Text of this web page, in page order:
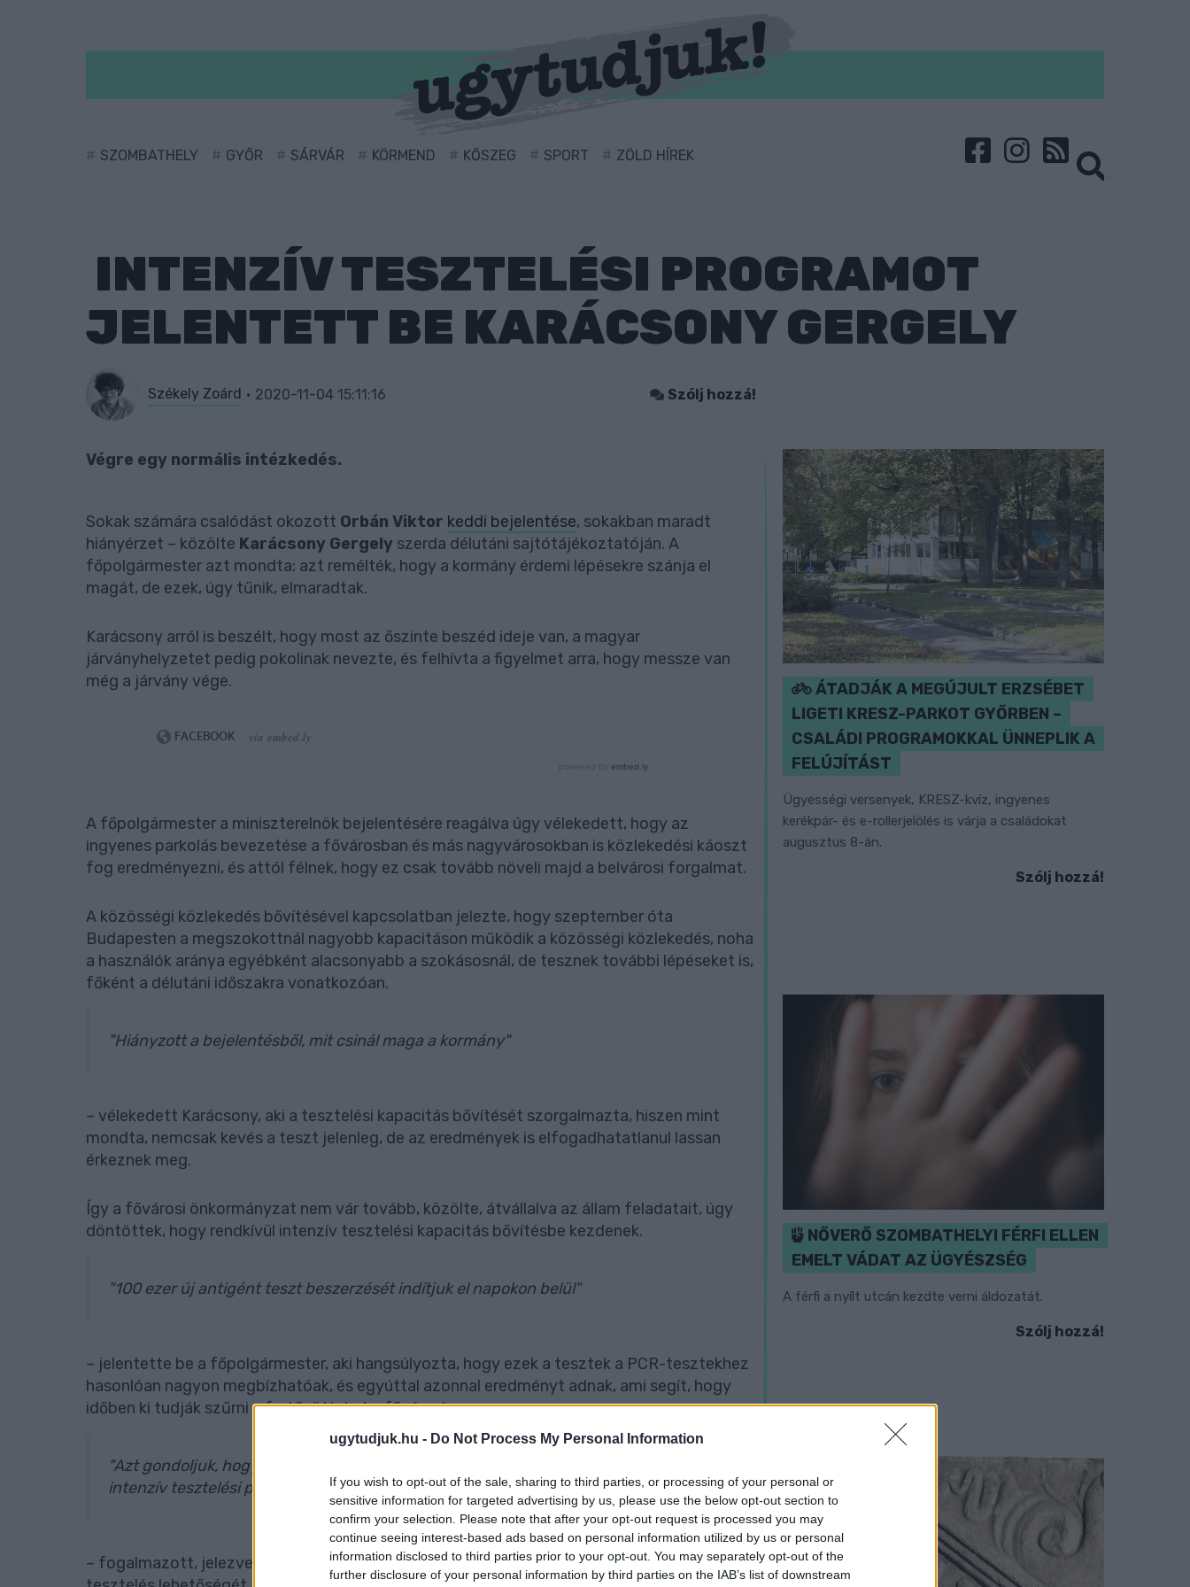
ugytudjuk.hu - Do Not Process My Personal Information
If you wish to opt-out of the sale, sharing to third parties, or processing of your personal or
sensitive information for targeted advertising by us, please use the below opt-out section to
confirm your selection. Please note that after your opt-out request is processed you may
continue seeing interest-based ads based on personal information utilized by us or personal
information disclosed to third parties prior to your opt-out. You may separately opt-out of the
further disclosure of your personal information by third parties on the IAB’s list of downstream
SZOMBATHELY GYŐR SÁRVÁR KÖRMEND KŐSZEG SPORT ZÖLD HÍREK
INTENZÍV TESZTELÉSI PROGRAMOT
JELENTETT BE KARÁCSONY GERGELY
Székely Zoárd 2020-11-04 15:11:16 Szólj hozzá!
Végre egy normális intézkedés.
Sokak számára csalódást okozott Orbán Viktor keddi bejelentése, sokakban maradt
hiányérzet – közölte Karácsony Gergely szerda délutáni sajtótájékoztatóján. A
főpolgármester azt mondta: azt remélték, hogy a kormány érdemi lépésekre szánja el
magát, de ezek, úgy tűnik, elmaradtak.
Karácsony arról is beszélt, hogy most az őszinte beszéd ideje van, a magyar
járványhelyzetet pedig pokolinak nevezte, és felhívta a figyelmet arra, hogy messze van
még a járvány vége.
A főpolgármester a miniszterelnök bejelentésére reagálva úgy vélekedett, hogy az
ingyenes parkolás bevezetése a fővárosban és más nagyvárosokban is közlekedési káoszt
fog eredményezni, és attól félnek, hogy ez csak tovább növeli majd a belvárosi forgalmat.
A közösségi közlekedés bővítésével kapcsolatban jelezte, hogy szeptember óta
Budapesten a megszokottnál nagyobb kapacitáson működik a közösségi közlekedés, noha
a használók aránya egyébként alacsonyabb a szokásosnál, de tesznek további lépéseket is,
főként a délutáni időszakra vonatkozóan.
"Hiányzott a bejelentésből, mit csinál maga a kormány"
– vélekedett Karácsony, aki a tesztelési kapacitás bővítését szorgalmazta, hiszen mint
mondta, nemcsak kevés a teszt jelenleg, de az eredmények is elfogadhatatlanul lassan
érkeznek meg.
Így a fővárosi önkormányzat nem vár tovább, közölte, átvállalva az állam feladatait, úgy
döntöttek, hogy rendkívül intenzív tesztelési kapacitás bővítésbe kezdenek.
"100 ezer új antigént teszt beszerzését indítjuk el napokon belül"
– jelentette be a főpolgármester, aki hangsúlyozta, hogy ezek a tesztek a PCR-tesztekhez
hasonlóan nagyon megbízhatóak, és egyúttal azonnal eredményt adnak, ami segít, hogy
időben ki tudják szűrni a fertőzötteket a fővárosban.
"Azt gondoljuk, hogy a kormány tétlenkedését nem tűrjük tovább, elindítjuk a saját
intenzív tesztelési programunkat"
– fogalmazott, jelezve, hogy a cél, hogy a veszélyeztetett ágazatokban biztosítsák a
ÁTADJÁK A MEGÚJULT ERZSÉBET
LIGETI KRESZ-PARKOT GYŐRBEN –
CSALÁDI PROGRAMOKKAL ÜNNEPLIK A
FELÚJÍTÁST
Ügyességi versenyek, KRESZ-kvíz, ingyenes
kerékpár- és e-rollerjelölés is várja a családokat
augusztus 8-án.
Szólj hozzá!
NŐVERŐ SZOMBATHELYI FÉRFI ELLEN
EMELT VÁDAT AZ ÜGYÉSZSÉG
A férfi a nyílt utcán kezdte verni áldozatát.
Szólj hozzá!